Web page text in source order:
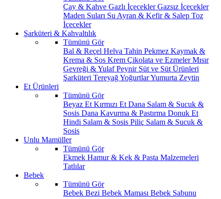
Çay & Kahve Gazlı İçeceklerGazsız İçecekler
Maden Suları Su Ayran & Kefir & Salep Toz
İçecekler
Şarküteri & Kahvaltılık
Tümünü Gör
Bal & Reçel Helva Tahin Pekmez Kaymak &
Krema & Sos Krem Çikolata ve EzmelerMısır
Gevreği & YulafPeynir Süt ve Süt Ürünleri
Şarküteri TereyağYoğurtlarYumurta Zeytin
Et Ürünleri
Tümünü Gör
Beyaz Et Kırmızı Et Dana Salam & Sucuk &
Sosis Dana Kavurma & Pastırma Donuk Et
Hindi Salam & Sosis Piliç Salam & Sucuk &
Sosis
Unlu Mamüller
Tümünü Gör
Ekmek Hamur & Kek & Pasta Malzemeleri
Tatlılar
Bebek
Tümünü Gör
Bebek Bezi Bebek Maması Bebek Sabunu